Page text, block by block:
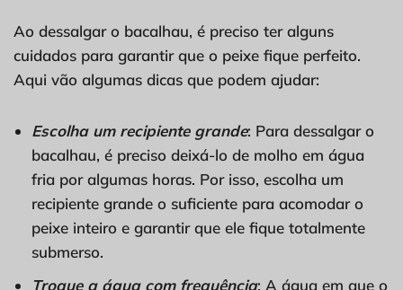
Ao dessalgar o bacalhau, é preciso ter alguns
cuidados para garantir que o peixe fique perfeito.
Aqui vão algumas dicas que podem ajudar:
Escolha um recipiente grande: Para dessalgar o
bacalhau, é preciso deixá-lo de molho em água
fria por algumas horas. Por isso, escolha um
recipiente grande o suficiente para acomodar o
peixe inteiro e garantir que ele fique totalmente
submerso.
Troque a água com frequência: A água em que o